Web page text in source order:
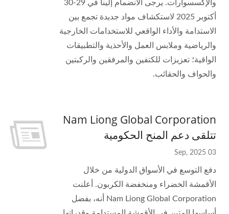
والإكسسوارات. يرجى الانضمام إلينا في 29-30
أكتوبر 2025 لاستكشاف مواد جديدة تجمع بين
الاستدامة والأداء الواقعي للاستخدامات الخارجية
والرياضية وملابس العمل والأحذية والتطبيقات
الواقية؛ تعزيزات للكتفين والمرفقين والركبتين
والحواف والحقائب.
Nam Liong Global Corporation
تتلقى دعم المنح الحكومية
03 Sep, 2025
دفع التوسع في الأسواق الدولية من خلال
الأقمشة الخضراء ومنخفضة الكربون. أعلنت
Nam Liong Global Corporation أنه، بفضل